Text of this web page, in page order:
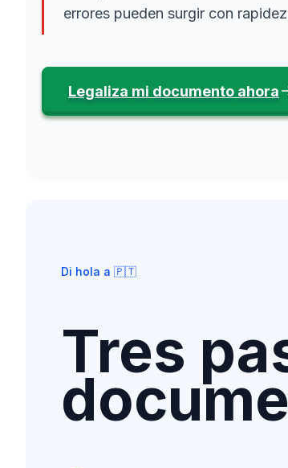
errores pueden surgir con
Legaliza mi documento ahora
Di hola a 🇵🇹
Tres